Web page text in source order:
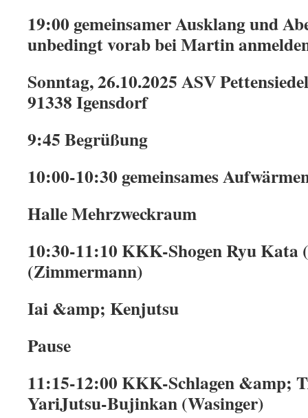
19:00 gemeinsamer Ausklang und
unbedingt vorab bei Martin
Sonntag, 26.10.2025 ASV
91338 Igensdorf
9:45 Begrüßung
10:00-10:30 gemeinsames
Halle Mehrzweckraum
10:30-11:10 KKK-Shogen Ryu Kata
(Zimmermann)
Iai &amp; Kenjutsu
Pause
11:15-12:00 KKK-Schlagen &amp;
YariJutsu-Bujinkan (Wasinger)